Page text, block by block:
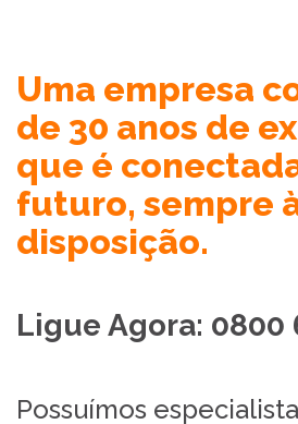
Uma empresa
de 30 anos de
que é
futuro, sempre
disposição.
Ligue Agora: 0800
Possuímos